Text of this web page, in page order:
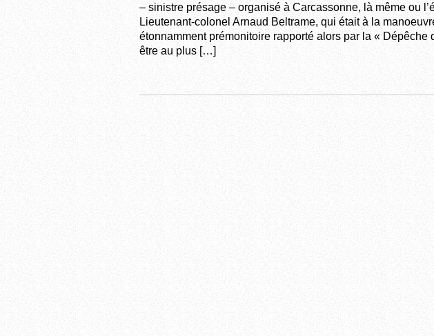
– sinistre présage – organisé à Carcassonne, là même ou
Lieutenant-colonel Arnaud Beltrame, qui était à la
étonnamment prémonitoire rapporté alors par la « Dépêche
être au plus […]